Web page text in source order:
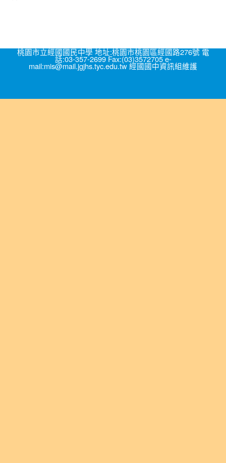
桃園市立經國國民中學 地址:桃園市桃園區經國路276號 電
話:03-357-2699 Fax:(03)3572705 e-
mail:mis@mail.jgjhs.tyc.edu.tw 經國國中資訊組維護